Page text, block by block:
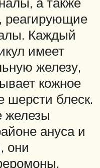
реагирующие
Каждый
имеет
железу,
кожное
блеск.
железы
ануса и
они